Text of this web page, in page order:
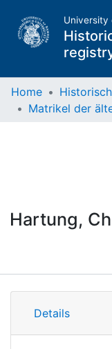
University
Home
Hartung,
Details